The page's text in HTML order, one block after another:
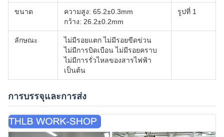
ขนาด
ความสูง: 65.2±0.3mm
กว้าง: 26.2±0.2mm
รูปที่ 1
ลักษณะ
ไม่มีรอยแตก ไม่มีรอยขีดข่วน
ไม่มีการบิดเบือน ไม่มีรอยคราบ
ไม่มีการรั่วไหลของสารไฟฟ้า
เป็นต้น
การบรรจุและการส่ง